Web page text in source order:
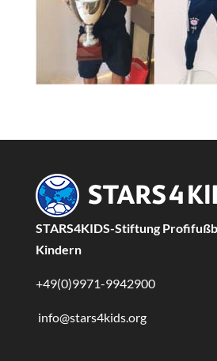
STARS4KIDS-Stiftung
Kindern
+49(0)9971-9942900
info@stars4kids.org